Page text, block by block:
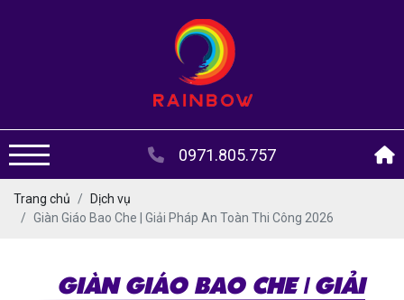
0971.805.757
Trang chủ
Dịch vụ
Giàn Giáo Bao Che | Giải Pháp An Toàn Thi Công 2026
GIÀN GIÁO BAO CHE | GIẢI